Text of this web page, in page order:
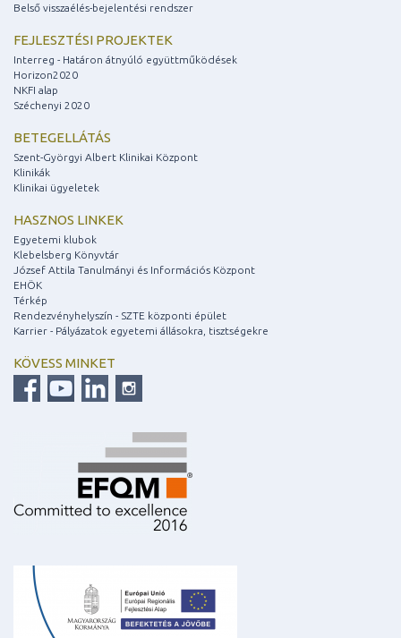
Belső visszaélés-bejelentési rendszer
FEJLESZTÉSI PROJEKTEK
Interreg - Határon átnyúló együttműködések
Horizon2020
NKFI alap
Széchenyi 2020
BETEGELLÁTÁS
Szent-Györgyi Albert Klinikai Központ
Klinikák
Klinikai ügyeletek
HASZNOS LINKEK
Egyetemi klubok
Klebelsberg Könyvtár
József Attila Tanulmányi és Információs Központ
EHÖK
Térkép
Rendezvényhelyszín - SZTE központi épület
Karrier - Pályázatok egyetemi állásokra, tisztségekre
KÖVESS MINKET